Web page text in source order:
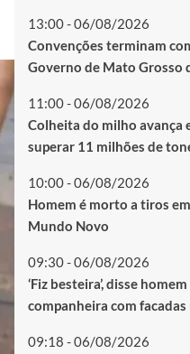
13:00 - 06/08/2026
Convenções terminam
Governo de Mato Grosso
11:00 - 06/08/2026
Colheita do milho avança
superar 11 milhões de
10:00 - 06/08/2026
Homem é morto a tiros
Mundo Novo
09:30 - 06/08/2026
‘Fiz besteira’, disse
companheira com
09:18 - 06/08/2026